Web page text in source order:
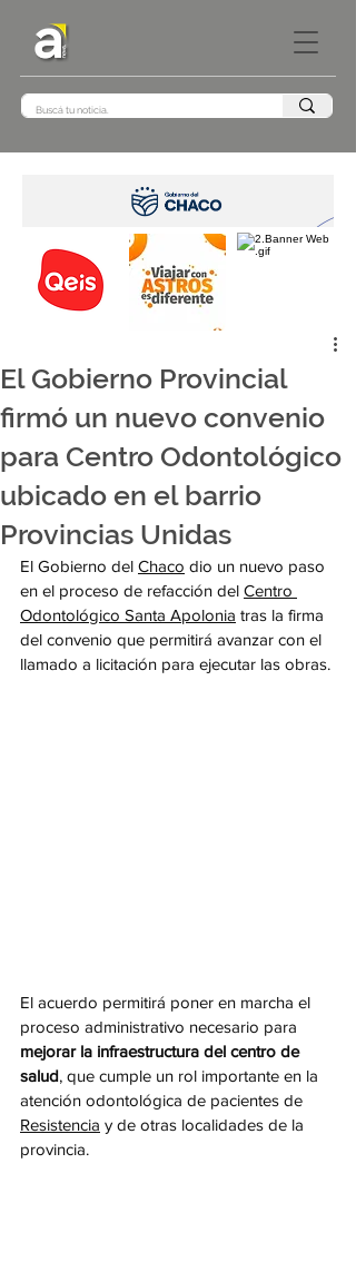
El Gobierno Provincial
firmó un nuevo convenio
para Centro Odontológico
ubicado en el barrio
Provincias Unidas
El Gobierno del Chaco dio un nuevo paso
en el proceso de refacción del Centro
Odontológico Santa Apolonia tras la firma
del convenio que permitirá avanzar con el
llamado a licitación para ejecutar las obras.
El acuerdo permitirá poner en marcha el
proceso administrativo necesario para
mejorar la infraestructura del centro de
salud, que cumple un rol importante en la
atención odontológica de pacientes de
Resistencia y de otras localidades de la
provincia.